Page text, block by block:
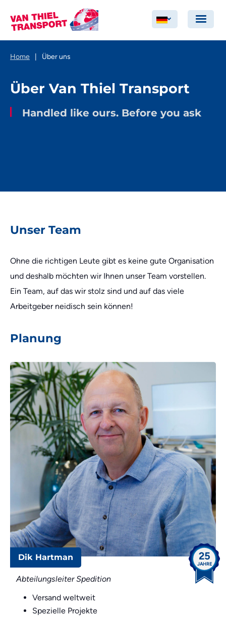
Home Über uns
Über Van Thiel Transport
Handled like ours. Before you ask
Unser Team
Ohne die richtigen Leute gibt es keine gute Organisation
und deshalb möchten wir Ihnen unser Team vorstellen.
Ein Team, auf das wir stolz sind und auf das viele
Arbeitgeber neidisch sein können!
Planung
25
JAHRE
Dik Hartman
Abteilungsleiter Spedition
Versand weltweit
Spezielle Projekte